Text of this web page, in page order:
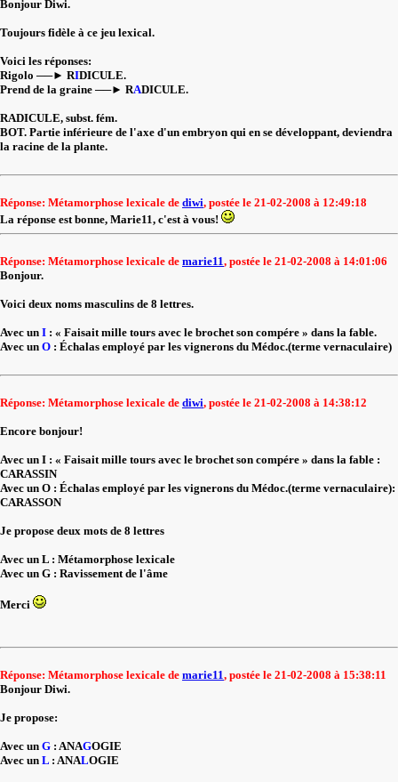
Bonjour Diwi.
Toujours fidèle à ce jeu lexical.
Voici les réponses:
Rigolo ──► RIDICULE.
Prend de la graine ──► RADICULE.
RADICULE, subst. fém.
BOT. Partie inférieure de l'axe d'un embryon qui en se développant, deviendra
la racine de la plante.
Réponse: Métamorphose lexicale de diwi, postée le 21-02-2008 à 12:49:18
La réponse est bonne, Marie11, c'est à vous!
Réponse: Métamorphose lexicale de marie11, postée le 21-02-2008 à 14:01:06
Bonjour.
Voici deux noms masculins de 8 lettres.
Avec un I : « Faisait mille tours avec le brochet son compére » dans la fable.
Avec un O : Échalas employé par les vignerons du Médoc.(terme vernaculaire)
Réponse: Métamorphose lexicale de diwi, postée le 21-02-2008 à 14:38:12
Encore bonjour!
Avec un I : « Faisait mille tours avec le brochet son compére » dans la fable :
CARASSIN
Avec un O : Échalas employé par les vignerons du Médoc.(terme vernaculaire):
CARASSON
Je propose deux mots de 8 lettres
Avec un L : Métamorphose lexicale
Avec un G : Ravissement de l'âme
Merci
Réponse: Métamorphose lexicale de marie11, postée le 21-02-2008 à 15:38:11
Bonjour Diwi.
Je propose:
Avec un G : ANAGOGIE
Avec un L : ANALOGIE